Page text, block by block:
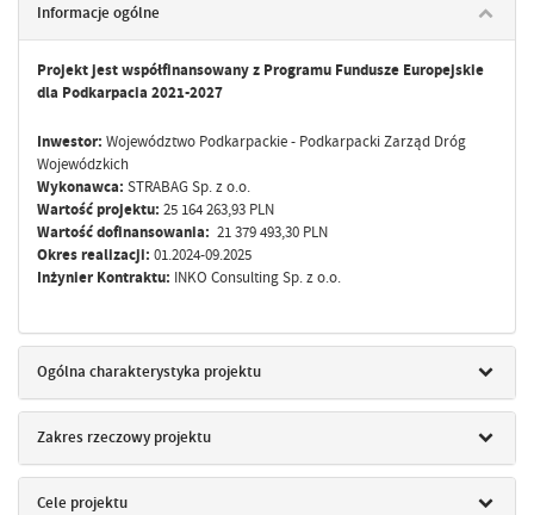
Informacje ogólne
Projekt jest współfinansowany z Programu Fundusze Europejskie
dla Podkarpacia 2021-2027
Inwestor: Województwo Podkarpackie - Podkarpacki Zarząd Dróg
Wojewódzkich
Wykonawca: STRABAG Sp. z o.o.
Wartość projektu: 25 164 263,93 PLN
Wartość dofinansowania: 21 379 493,30 PLN
Okres realizacji: 01.2024-09.2025
Inżynier Kontraktu: INKO Consulting Sp. z o.o.
Ogólna charakterystyka projektu
Zakres rzeczowy projektu
Cele projektu